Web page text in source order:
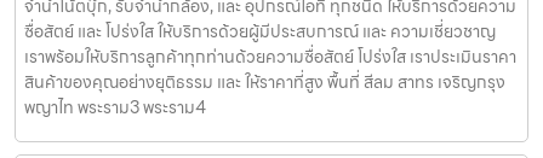
จำนำโน้ตบุ๊ก, รับจำนำกล้อง, และ อุปกรณ์ไอที ทุกชนิด ให้บริการด้วยความ
ซื่อสัตย์ และ โปร่งใส ให้บริการด้วยผู้มีประสบการณ์ และ ความเชี่ยวชาญ
เราพร้อมให้บริการลูกค้าทุกท่านด้วยความซื่อสัตย์ โปร่งใส เราประเมินราคา
สินค้าของคุณอย่างยุติธรรม และ ให้ราคาที่สูง พื้นที่ สีลม สาทร เจริญกรุง
พญาไท พระราม3 พระราม4